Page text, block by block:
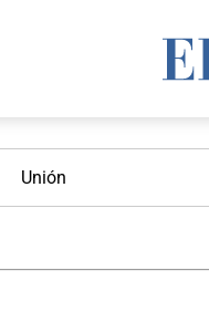
Unión